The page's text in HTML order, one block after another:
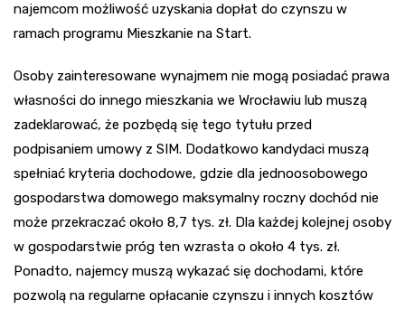
najemcom możliwość uzyskania dopłat do czynszu w
ramach programu Mieszkanie na Start.
Osoby zainteresowane wynajmem nie mogą posiadać prawa
własności do innego mieszkania we Wrocławiu lub muszą
zadeklarować, że pozbędą się tego tytułu przed
podpisaniem umowy z SIM. Dodatkowo kandydaci muszą
spełniać kryteria dochodowe, gdzie dla jednoosobowego
gospodarstwa domowego maksymalny roczny dochód nie
może przekraczać około 8,7 tys. zł. Dla każdej kolejnej osoby
w gospodarstwie próg ten wzrasta o około 4 tys. zł.
Ponadto, najemcy muszą wykazać się dochodami, które
pozwolą na regularne opłacanie czynszu i innych kosztów